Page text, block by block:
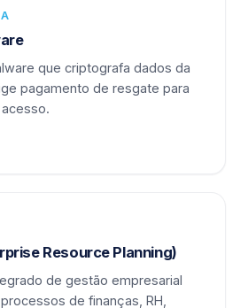
que criptografa dados da
pagamento de resgate para
Resource Planning)
de gestão empresarial
de finanças, RH,